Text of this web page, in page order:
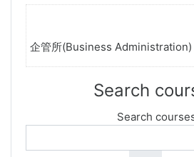
企管所(Business Administration)
Search
Search